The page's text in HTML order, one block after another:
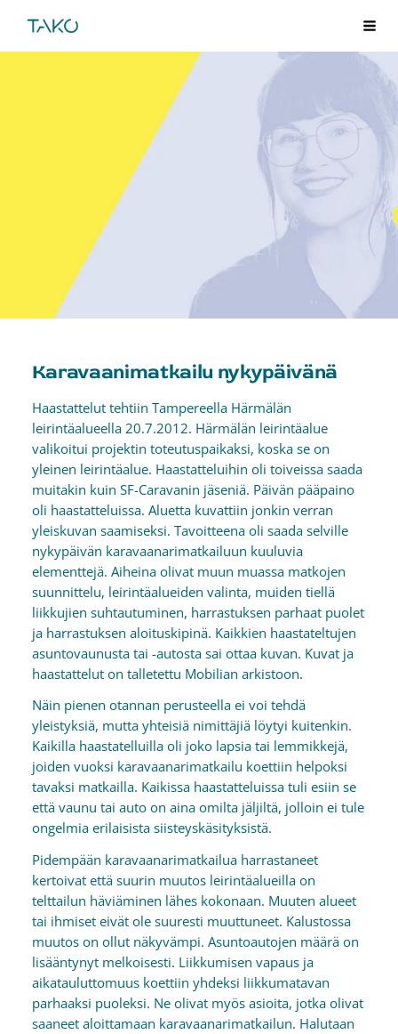
Siirry
TAKO
Karavaanimatkailu nykypäivänä
Haastattelut tehtiin Tampereella Härmälän
leirintäalueella 20.7.2012. Härmälän leirintäalue
valikoitui projektin toteutuspaikaksi, koska se on
yleinen leirintäalue. Haastatteluihin oli toiveissa saada
muitakin kuin SF-Caravanin jäseniä. Päivän pääpaino
oli haastatteluissa. Aluetta kuvattiin jonkin verran
yleiskuvan saamiseksi. Tavoitteena oli saada selville
nykypäivän karavaanarimatkailuun kuuluvia
elementtejä. Aiheina olivat muun muassa matkojen
suunnittelu, leirintäalueiden valinta, muiden tiellä
liikkujien suhtautuminen, harrastuksen parhaat puolet
ja harrastuksen aloituskipinä. Kaikkien haastateltujen
asuntovaunusta tai -autosta sai ottaa kuvan. Kuvat ja
haastattelut on talletettu Mobilian arkistoon.
Näin pienen otannan perusteella ei voi tehdä
yleistyksiä, mutta yhteisiä nimittäjiä löytyi kuitenkin.
Kaikilla haastatelluilla oli joko lapsia tai lemmikkejä,
joiden vuoksi karavaanarimatkailu koettiin helpoksi
tavaksi matkailla. Kaikissa haastatteluissa tuli esiin se
että vaunu tai auto on aina omilta jäljiltä, jolloin ei tule
ongelmia erilaisista siisteyskäsityksistä.
Pidempään karavaanarimatkailua harrastaneet
kertoivat että suurin muutos leirintäalueilla on
telttailun häviäminen lähes kokonaan. Muuten alueet
tai ihmiset eivät ole suuresti muuttuneet. Kalustossa
muutos on ollut näkyvämpi. Asuntoautojen määrä on
lisääntynyt melkoisesti. Liikkumisen vapaus ja
aikatauluttomuus koettiin yhdeksi liikkumatavan
parhaaksi puoleksi. Ne olivat myös asioita, jotka olivat
saaneet aloittamaan karavaanarimatkailun. Halutaan